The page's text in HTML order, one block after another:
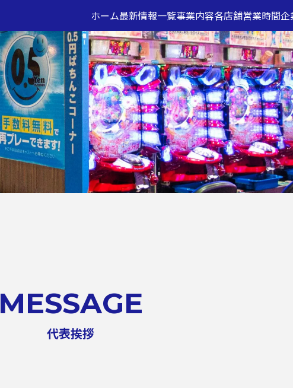
ホーム最新情報一覧事業内容各店舗営業時間企
MESSAGE
代表挨拶